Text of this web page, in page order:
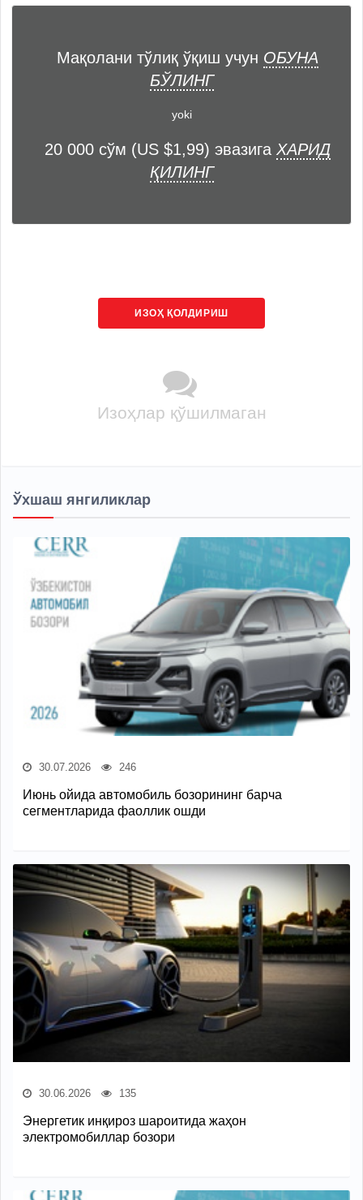
Мақолани тўлиқ ўқиш учун ОБУНА
БЎЛИНГ
yoki
20 000 сўм (US $1,99) эвазига ХАРИД
ҚИЛИНГ
ИЗОҲ ҚОЛДИРИШ
Изоҳлар қўшилмаган
Ўхшаш янгиликлар
30.07.2026 246
Июнь ойида автомобиль бозорининг барча
сегментларида фаоллик ошди
30.06.2026 135
Энергетик инқироз шароитида жаҳон
электромобиллар бозори